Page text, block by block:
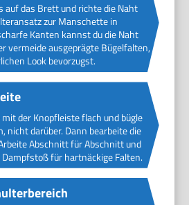
auf das Brett und richte die Naht
zur Manschette in
Kanten kannst du die Naht
vermeide ausgeprägte Bügelfalten,
Look bevorzugst.
der Knopfleiste flach und bügle
nicht darüber. Dann bearbeite die
Abschnitt für Abschnitt und
für hartnäckige Falten.